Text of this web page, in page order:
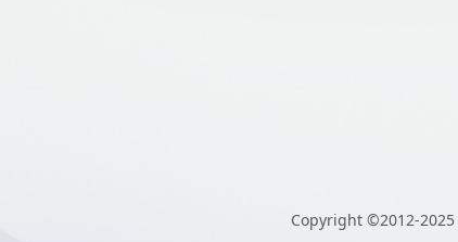
Copyright ©2012-2025